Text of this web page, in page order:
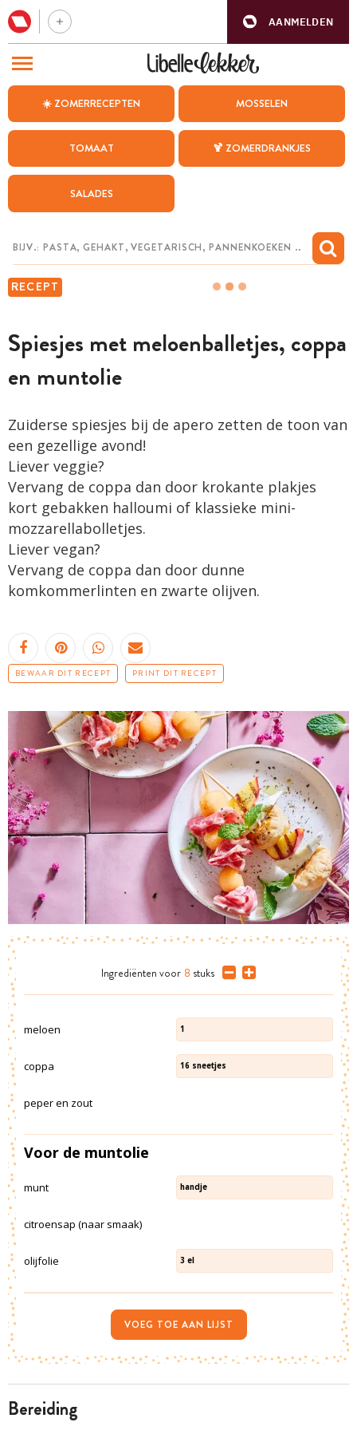
AANMELDEN
☀️ ZOMERRECEPTEN MOSSELEN
TOMAAT 🍹 ZOMERDRANKJES
SALADES
RECEPT
Spiesjes met ­meloenballetjes, ­coppa
en muntolie
Zuiderse spiesjes bij de apero zetten de toon van
een gezellige avond!
Liever veggie?
Vervang de coppa dan door ­krokante plakjes
kort gebakken halloumi of klassieke mini­
mozzarellabolletjes.
Liever vegan?
Vervang de coppa dan door dunne
komkommerlinten en zwarte olijven.
BEWAAR DIT RECEPT PRINT DIT RECEPT
bereiding
Ingrediënten voor 8 stuks
meloen 1
coppa 16 sneetjes
peper en zout
Voor de muntolie
munt handje
citroensap (naar smaak)
olijfolie 3 el
VOEG TOE AAN LIJST
BEZOEK ONZE ANDERE WEBSITES
WEEKMENU
CHAT MET MAIA
MIJN BEWAARDE RECEPTEN